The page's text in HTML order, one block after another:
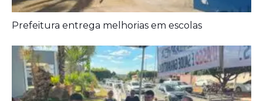
Aposentados encerram acampamento após acordo
com a prefeitura de Iporá
Deixe seu Comentário: